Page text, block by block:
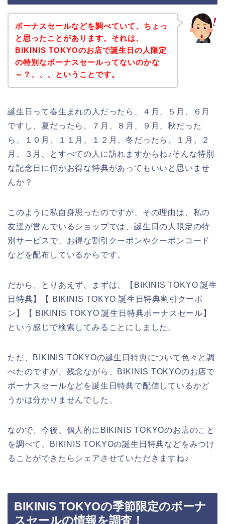
ボーナスセールなどを調べていて、ちょっ
と思ったことがあります。それは、
BIKINIS TOKYOのお店で誕生日の人限定
の特別なボーナスセールってないのかな
～？、、、ということです。
誕生日って春生まれの人だったら、４月、５月、６月
ですし、夏だったら、７月、８月、９月、秋だった
ら、１０月、１１月、１２月、冬だったら、１月、２
月、３月、とすべての人に訪れますからね♪そんな特別
な記念日に何かお得な特典があってもいいと思いませ
んか？
このように私自身思ったのですが、その理由は、私の
友達が営んでいるショップでは、誕生日の人限定の特
別サービスで、お得な割引クーポンやクーポンコード
などを配布しているからです。
だから、とりあえず、まずは、【BIKINIS TOKYO 誕生
日特典】【 BIKINIS TOKYO 誕生日特典割引クーポ
ン】【 BIKINIS TOKYO 誕生日特典ボーナスセール】
という感じで検索してみることにしました。
ただ、BIKINIS TOKYOの誕生日特典について色々と調
べたのですが、残念ながら、BIKINIS TOKYOのお店で
ボーナスセールなどを誕生日特典で配信しているかど
うかは分かりませんでした。
なので、今後、個人的にBIKINIS TOKYOのお店のこと
を調べて、BIKINIS TOKYOの誕生日特典などをみつけ
ることができたらシェアさせていただきますね♪
BIKINIS TOKYOの季節限定のボーナ
スセールの情報を調査！